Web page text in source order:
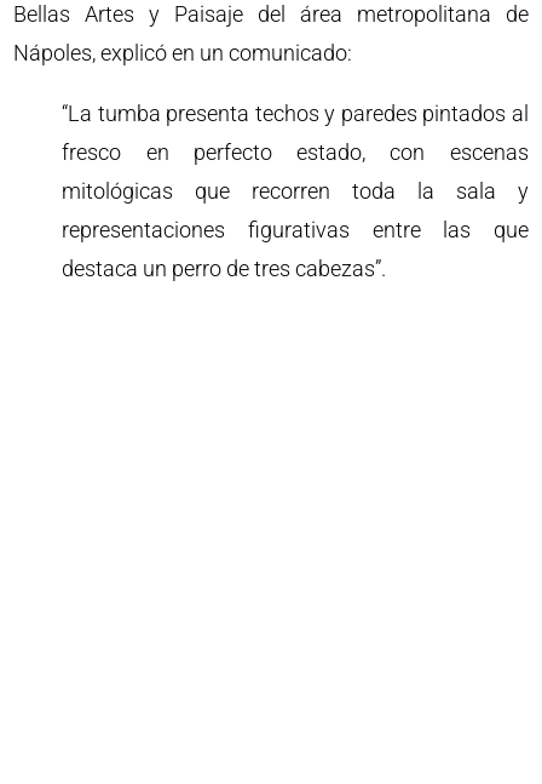
Bellas Artes y Paisaje del área metropolitana de
Nápoles, explicó en un comunicado:
“La tumba presenta techos y paredes pintados al
fresco en perfecto estado, con escenas
mitológicas que recorren toda la sala y
representaciones figurativas entre las que
destaca un perro de tres cabezas”.